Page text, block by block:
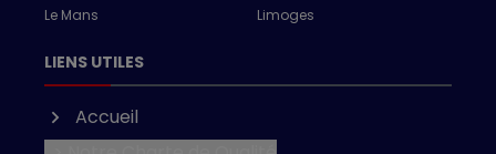
Le Mans
Limoges
LIENS UTILES
Accueil